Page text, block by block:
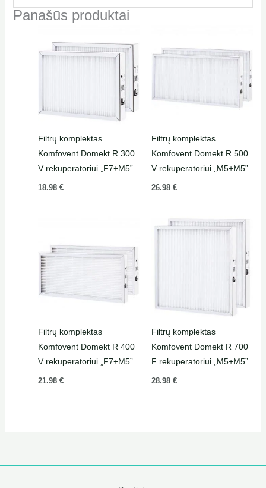
Panašūs produktai
Filtrų komplektas
Komfovent Domekt R 300
V rekuperatoriui „F7+M5”
18.98 €
Filtrų komplektas
Komfovent Domekt R 500
V rekuperatoriui „M5+M5”
26.98 €
Filtrų komplektas
Komfovent Domekt R 400
V rekuperatoriui „F7+M5”
21.98 €
Filtrų komplektas
Komfovent Domekt R 700
F rekuperatoriui „M5+M5”
28.98 €